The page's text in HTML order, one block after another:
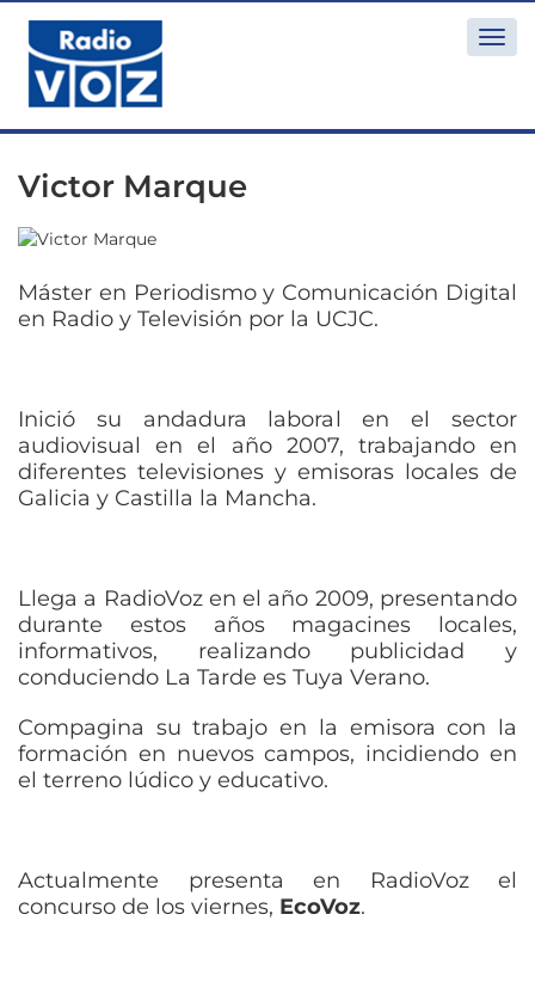
Victor Marque
Máster en Periodismo y Comunicación Digital
en Radio y Televisión por la UCJC.
Inició su andadura laboral en el sector
audiovisual en el año 2007, trabajando en
diferentes televisiones y emisoras locales de
Galicia y Castilla la Mancha.
Llega a RadioVoz en el año 2009, presentando
durante estos años magacines locales,
informativos, realizando publicidad y
conduciendo La Tarde es Tuya Verano.
Compagina su trabajo en la emisora con la
formación en nuevos campos, incidiendo en
el terreno lúdico y educativo.
Actualmente presenta en RadioVoz el
concurso de los viernes, EcoVoz.